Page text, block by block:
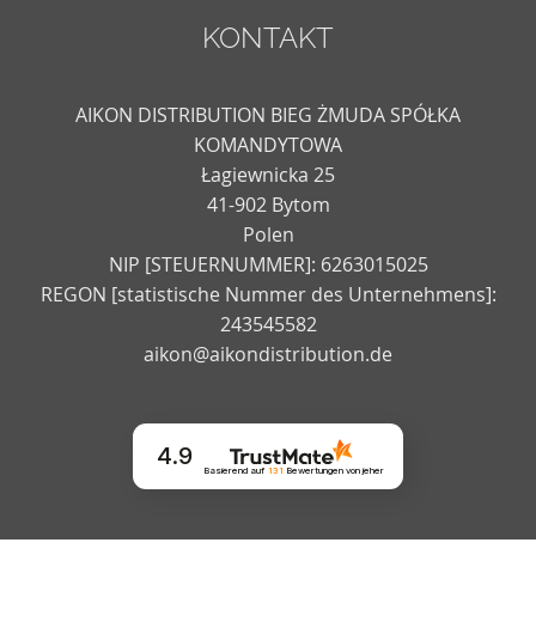
KONTAKT
AIKON DISTRIBUTION BIEG ŻMUDA SPÓŁKA
KOMANDYTOWA
Łagiewnicka 25
41-902 Bytom
Polen
NIP [STEUERNUMMER]: 6263015025
REGON [statistische Nummer des Unternehmens]:
243545582
aikon@aikondistribution.de
4.9
Basierend auf 131 Bewertungenvon jeher